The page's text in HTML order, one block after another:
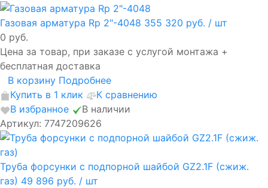
Газовая арматура Rp 2"-4048 355 320 руб. / шт
0 руб.
Цена за товар, при заказе с услугой монтажа +
бесплатная доставка
В корзину Подробнее
Купить в 1 клик
К сравнению
В избранное
В наличии
Артикул: 7747209626
Труба форсунки с подпорной шайбой GZ2.1F (сжиж.
газ) 49 896 руб. / шт